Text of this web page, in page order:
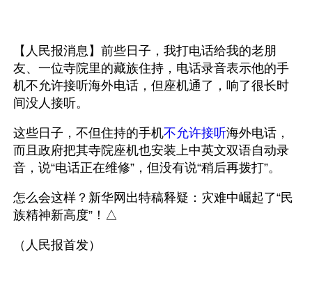
【人民报消息】前些日子，我打电话给我的老朋
友、一位寺院里的藏族住持，电话录音表示他的手
机不允许接听海外电话，但座机通了，响了很长时
间没人接听。
这些日子，不但住持的手机不允许接听海外电话，
而且政府把其寺院座机也安装上中英文双语自动录
音，说“电话正在维修”，但没有说“稍后再拨打”。
怎么会这样？新华网出特稿释疑：灾难中崛起了“民
族精神新高度”！△